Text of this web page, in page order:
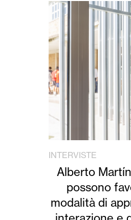
INTERVISTE
Alberto
possono
modalità di